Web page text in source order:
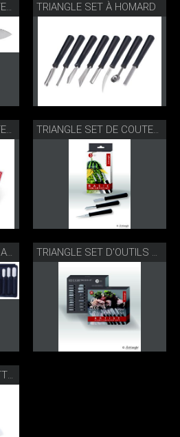
TRIANGLE SET DE COUTEAUX À SCULPTER TRIANGLE SET À HOMARD
TRIANGLE SET DE COUTEAUX À SCULPTER TRIANGLE SET DE COUTEAUX À SCULPTER
TRIANGLE SCHNITZSET ARTIST TRIANGLE SET D'OUTILS À SCULPTER
TRIANGLE GANT EN COTTE DE MAILLE